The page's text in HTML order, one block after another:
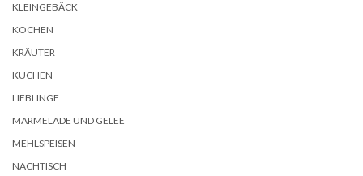
KLEINGEBÄCK
KOCHEN
KRÄUTER
KUCHEN
LIEBLINGE
MARMELADE UND GELEE
MEHLSPEISEN
NACHTISCH